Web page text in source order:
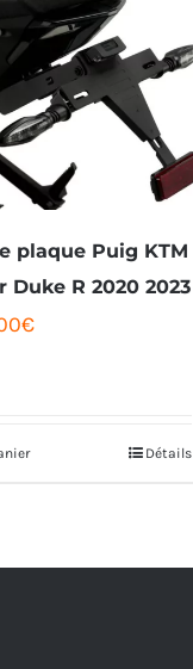
plaque Puig KTM
Duke R 2020 2023
€Le
Détails